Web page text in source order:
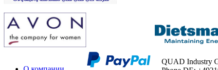
QUAD Industry